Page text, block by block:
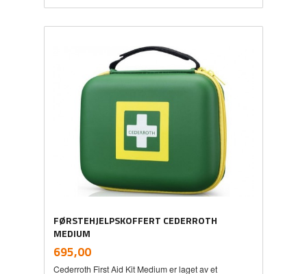
FØRSTEHJELPSKOFFERT CEDERROTH
MEDIUM
Pris
695,00mva.
Cederroth First Aid Kit Medium er laget av et